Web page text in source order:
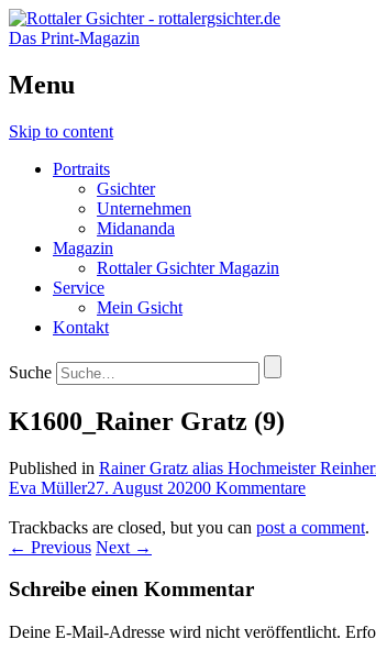
Das Print-Magazin
Menu
Skip to content
Portraits
Gsichter
Unternehmen
Midananda
Magazin
Rottaler Gsichter Magazin
Service
Mein Gsicht
Kontakt
Suche
K1600_Rainer Gratz (9)
Published in Rainer Gratz alias Hochmeister
Eva Müller27. August 20200 Kommentare
Trackbacks are closed, but you can post a comment.
← Previous Next →
Schreibe einen Kommentar
Deine E-Mail-Adresse wird nicht veröffentlicht.